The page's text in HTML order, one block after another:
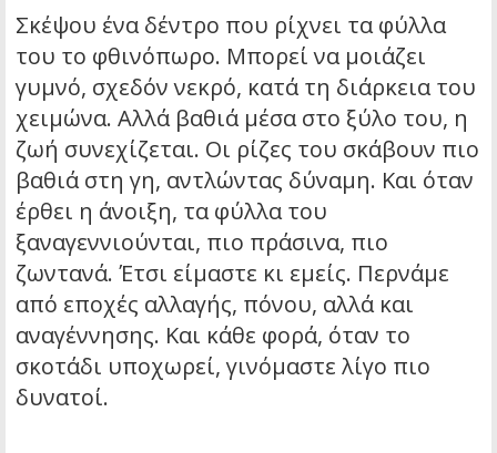
Σκέψου ένα δέντρο που ρίχνει τα φύλλα
του το φθινόπωρο. Μπορεί να μοιάζει
γυμνό, σχεδόν νεκρό, κατά τη διάρκεια του
χειμώνα. Αλλά βαθιά μέσα στο ξύλο του, η
ζωή συνεχίζεται. Οι ρίζες του σκάβουν πιο
βαθιά στη γη, αντλώντας δύναμη. Και όταν
έρθει η άνοιξη, τα φύλλα του
ξαναγεννιούνται, πιο πράσινα, πιο
ζωντανά. Έτσι είμαστε κι εμείς. Περνάμε
από εποχές αλλαγής, πόνου, αλλά και
αναγέννησης. Και κάθε φορά, όταν το
σκοτάδι υποχωρεί, γινόμαστε λίγο πιο
δυνατοί.